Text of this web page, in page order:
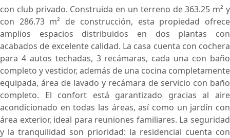
con club privado. Construida en un terreno de 363.25 m² y
con 286.73 m² de construcción, esta propiedad ofrece
amplios espacios distribuidos en dos plantas con
acabados de excelente calidad. La casa cuenta con cochera
para 4 autos techadas, 3 recámaras, cada una con baño
completo y vestidor, además de una cocina completamente
equipada, área de lavado y recámara de servicio con baño
completo. El confort está garantizado gracias al aire
acondicionado en todas las áreas, así como un jardín con
área exterior, ideal para reuniones familiares. La seguridad
y la tranquilidad son prioridad: la residencial cuenta con